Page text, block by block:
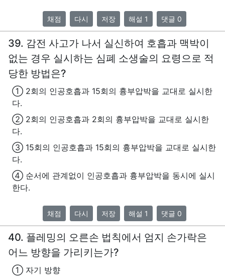
채점 다시 저장 해설 1 댓글 0
39. 감전 사고가 나서 실신하여 호흡과 맥박이
없는 경우 실시하는 심폐 소생술의 요령으로 적
당한 방법은?
① 2회의 인공호흡과 15회의 흉부압박을 교대로 실시한
다.
② 2회의 인공호흡과 2회의 흉부압박을 교대로 실시한
다.
③ 15회의 인공호흡과 15회의 흉부압박을 교대로 실시한
다.
④ 순서에 관계없이 인공호흡과 흉부압박을 동시에 실시
한다.
채점 다시 저장 해설 1 댓글 0
40. 플레밍의 오른손 법칙에서 엄지 손가락은
어느 방향을 가리키는가?
① 자기 방향